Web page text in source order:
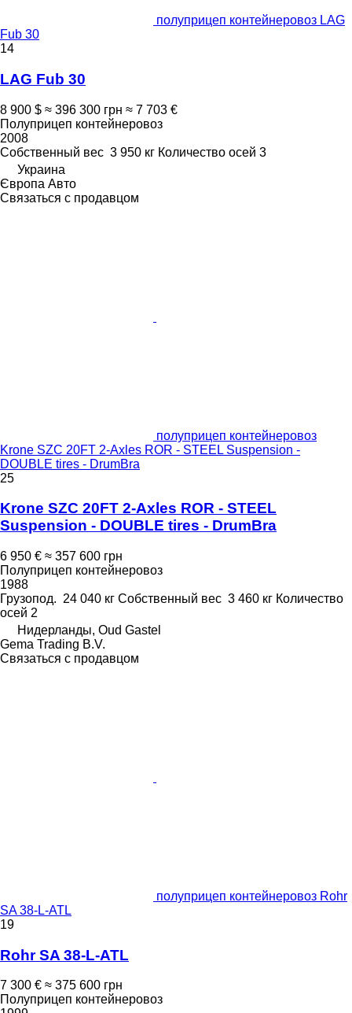
полуприцеп контейнеровоз LAG
Fub 30
14
LAG Fub 30
8 900 $ ≈ 396 300 грн ≈ 7 703 €
Полуприцеп контейнеровоз
2008
Собственный вес 3 950 кг Количество осей 3
Украина
Європа Авто
Связаться с продавцом
полуприцеп контейнеровоз
Krone SZC 20FT 2-Axles ROR - STEEL Suspension -
DOUBLE tires - DrumBra
25
Krone SZC 20FT 2-Axles ROR - STEEL
Suspension - DOUBLE tires - DrumBra
6 950 € ≈ 357 600 грн
Полуприцеп контейнеровоз
1988
Грузопод. 24 040 кг Собственный вес 3 460 кг Количество
осей 2
Нидерланды, Oud Gastel
Gema Trading B.V.
Связаться с продавцом
полуприцеп контейнеровоз Rohr
SA 38-L-ATL
19
Rohr SA 38-L-ATL
7 300 € ≈ 375 600 грн
Полуприцеп контейнеровоз